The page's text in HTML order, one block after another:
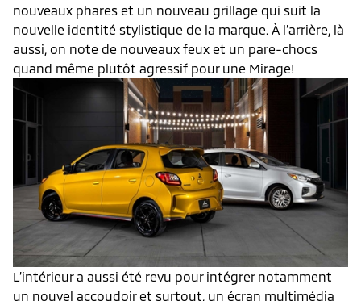
nouveaux phares et un nouveau grillage qui suit la
nouvelle identité stylistique de la marque. À l’arrière, là
aussi, on note de nouveaux feux et un pare-chocs
quand même plutôt agressif pour une Mirage!
L’intérieur a aussi été revu pour intégrer notamment
un nouvel accoudoir et surtout, un écran multimédia